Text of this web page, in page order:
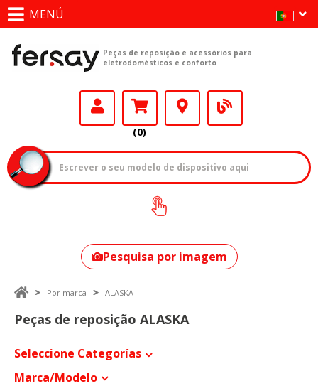
MENÚ
Peças de reposição e acessórios para
eletrodomésticos e conforto
(0)
Como encontrar
o seu modelo?
Pesquisa por imagem
Por marca ALASKA
Peças de reposição ALASKA
Seleccione Categorías
Marca/modelo